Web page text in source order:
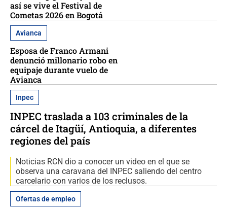
así se vive el Festival de
Cometas 2026 en Bogotá
Avianca
Esposa de Franco Armani
denunció millonario robo en
equipaje durante vuelo de
Avianca
Inpec
INPEC traslada a 103 criminales de la
cárcel de Itagüí, Antioquia, a diferentes
regiones del país
Noticias RCN dio a conocer un video en el que se
observa una caravana del INPEC saliendo del centro
carcelario con varios de los reclusos.
Ofertas de empleo